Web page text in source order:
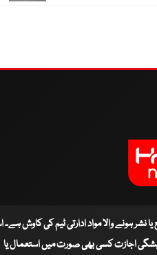
یا نشر ہونے والا مواد ادارتی ٹیم کی کاوش
پیشگی اجازت کسی بھی صورت میں استعمال یا